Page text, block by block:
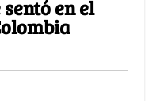
en el